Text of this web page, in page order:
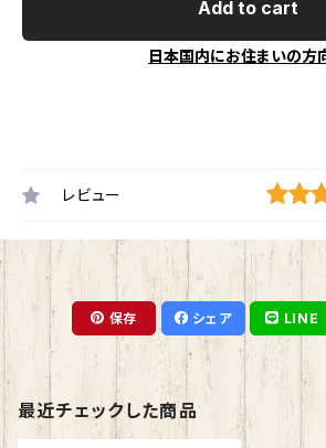
Add to cart
日本国内にお住まいの方
レビュー
保存 シェア LINE
最近チェックした商品